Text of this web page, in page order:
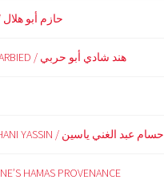
HAZEM ABU HILAL / حازم أبو هلال
HIND SHADI ABU HARBIED / هند شادي أبو حربي
HOSSAM ABDUL GHANI YASSIN / حسام عبد الغني ياسين
HAMAS PROVENANCE